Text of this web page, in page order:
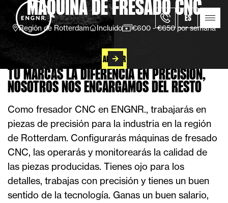
ES
MÁQUINA DE FRESADO CNC
Región de Rotterdam Incluido €600 - €650 por semana
APLICAR
TU MARCAS LA DIFERENCIA EN PRECISIÓN,
NOSOTROS NOS ENCARGAMOS DEL RESTO
Como fresador CNC en ENGNR., trabajarás en
piezas de precisión para la industria en la región
de Rotterdam. Configurarás máquinas de fresado
CNC, las operarás y monitorearás la calidad de
las piezas producidas. Tienes ojo para los
detalles, trabajas con precisión y tienes un buen
sentido de la tecnología. Ganas un buen salario,